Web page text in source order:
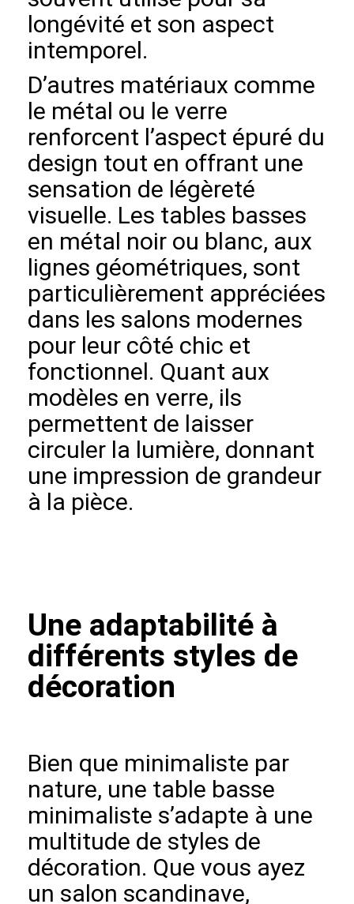
longévité et son aspect
intemporel.
D’autres matériaux comme
le métal ou le verre
renforcent l’aspect épuré du
design tout en offrant une
sensation de légèreté
visuelle. Les tables basses
en métal noir ou blanc, aux
lignes géométriques, sont
particulièrement appréciées
dans les salons modernes
pour leur côté chic et
fonctionnel. Quant aux
modèles en verre, ils
permettent de laisser
circuler la lumière, donnant
une impression de grandeur
à la pièce.
Une adaptabilité à
différents styles de
décoration
Bien que minimaliste par
nature, une table basse
minimaliste s’adapte à une
multitude de styles de
décoration. Que vous ayez
un salon scandinave,